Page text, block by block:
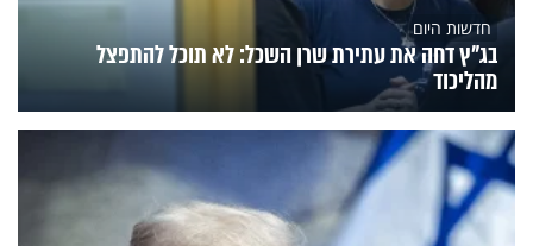
חדשות היום
בג"ץ דחה את עתירת שרן השכל: לא תוכל להתפצל
מהליכוד